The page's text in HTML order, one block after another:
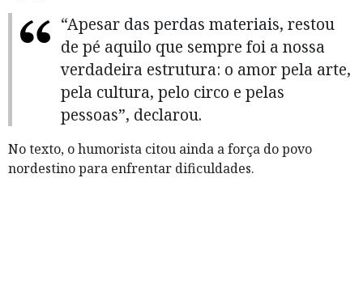
“Apesar das perdas materiais, restou
de pé aquilo que sempre foi a nossa
verdadeira estrutura: o amor pela arte,
pela cultura, pelo circo e pelas
pessoas”, declarou.
No texto, o humorista citou ainda a força do povo
nordestino para enfrentar dificuldades.